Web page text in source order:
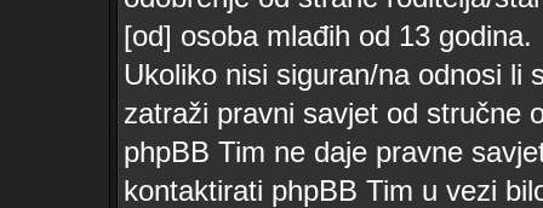
[od] osoba mlađih od 13 godina.
Ukoliko nisi siguran/na odnosi li
zatraži pravni savjet od stručne
phpBB Tim ne daje pravne
kontaktirati phpBB Tim u vezi